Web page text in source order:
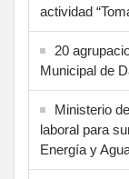
actividad
20
Municipal de
Ministerio
laboral para
Energía y